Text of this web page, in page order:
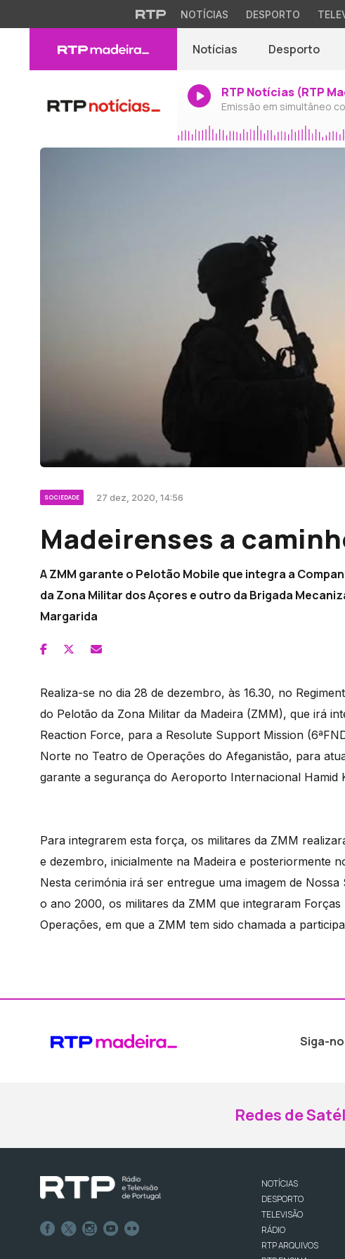
NOTÍCIAS DESPORTO
Notícias Desporto
RTP Notícias (RTP
Emissão em simultâneo
SOCIEDADE 27 dez, 2020, 14:56
Madeirenses a
A ZMM garante o Pelotão Mobile que integra a
da Zona Militar dos Açores e outro da Brigada
Margarida
Realiza-se no dia 28 de dezembro, às 16.30, no
do Pelotão da Zona Militar da Madeira (ZMM), que irá
Reaction Force, para a Resolute Support Mission
Norte no Teatro de Operações do Afeganistão, para
garante a segurança do Aeroporto Internacional Hamid
Para integrarem esta força, os militares da ZMM
e dezembro, inicialmente na Madeira e posteriormente
Nesta cerimónia irá ser entregue uma imagem de
o ano 2000, os militares da ZMM que integraram
Operações, em que a ZMM tem sido chamada a
Siga-
Redes de
NOTÍCIAS
DESPORTO
TELEVISÃO
RÁDIO
RTP ARQUIVOS